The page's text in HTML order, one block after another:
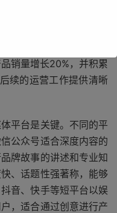
销量增长20%，并积累
续的运营工作提供清晰
平台是关键。不同的平
公众号适合深度内容的
牌故事的讲述和专业知
、话题性强著称，能够
音、快手等短平台以娱
，适合通过创意进行产